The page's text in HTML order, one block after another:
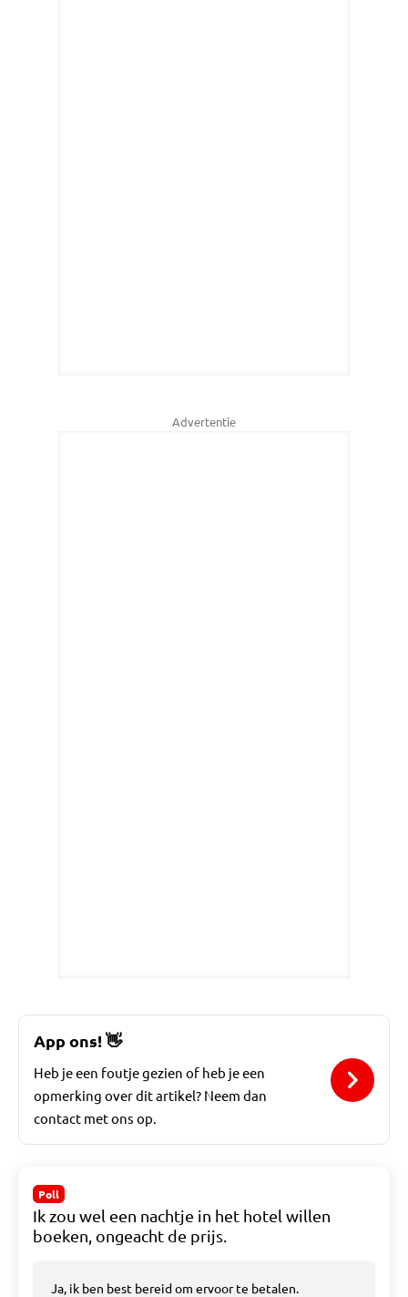
Advertentie
App ons!👋
Heb je een foutje gezien of heb je een
opmerking over dit artikel? Neem dan
contact met ons op.
Poll
Ik zou wel een nachtje in het hotel willen
boeken, ongeacht de prijs.
Ja, ik ben best bereid om ervoor te betalen.